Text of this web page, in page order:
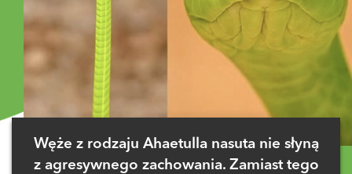
Węże z rodzaju Ahaetulla nasuta nie słyną
z agresywnego zachowania. Zamiast tego